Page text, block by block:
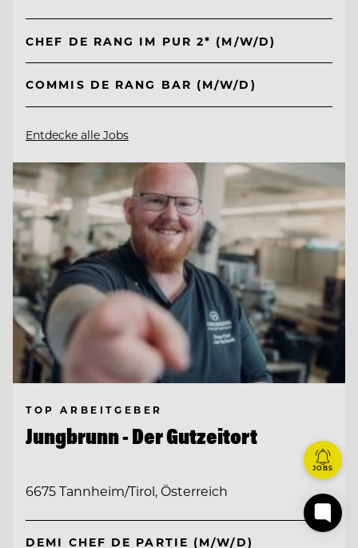
CHEF DE RANG IM PUR 2* (M/W/D)
COMMIS DE RANG BAR (M/W/D)
Entdecke alle Jobs
TOP ARBEITGEBER
Jungbrunn - Der Gutzeitort
6675 Tannheim/Tirol, Österreich
DEMI CHEF DE PARTIE (M/W/D)
JOBS